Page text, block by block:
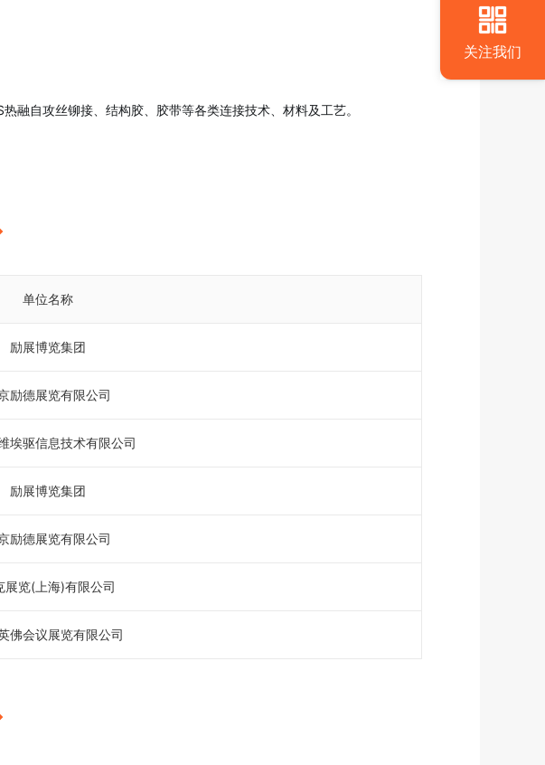
融自攻丝铆接、结构胶、胶带等各类连接技术、材料及工艺。
单位名称
励展博览集团
励德展览有限公司
埃驱信息技术有限公司
励展博览集团
励德展览有限公司
展览(上海)有限公司
佛会议展览有限公司
关注我们